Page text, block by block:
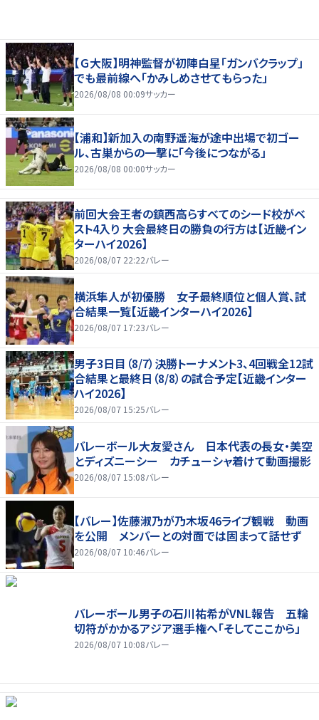
【Ｇ大阪】明神監督が初陣白星「ガンバクラップ」
でも最前線へ「かみしめさせてもらった」
2026/08/08 00:09サッカー
【浦和】新加入の南野遥海が途中出場で初ゴー
ル、古巣からの一撃に「今後につながる」
2026/08/08 00:00サッカー
前回大会王者の鎮西高らすべてのシード校がベ
スト4入り 大会最終日の勝負の行方は【近畿イン
ターハイ2026】
2026/08/07 22:22バレー
横浜隼人が初優勝 女子最終順位と個人賞、試
合結果一覧【近畿インターハイ2026】
2026/08/07 17:23バレー
男子3日目（8/7）決勝トーナメント3、4回戦全12試
合結果と最終日（8/8）の試合予定【近畿インター
ハイ2026】
2026/08/07 15:25バレー
バレーボール大友愛さん 日本代表の長女・美空
とディズニーシー カチューシャ着けて動画撮影
2026/08/07 15:08バレー
【バレー】佐藤淑乃が乃木坂46ライブ観戦 動画
を公開 メンバーとの対面では固まって話せず
2026/08/07 10:46バレー
バレーボール男子の石川祐希がVNL報告 五輪
切符がかかるアジア選手権へ「そしてここから」
2026/08/07 10:08バレー